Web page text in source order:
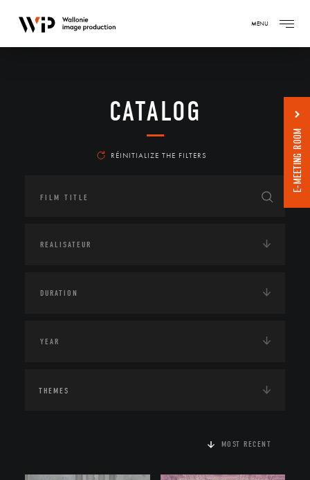
MENU
CATALOG
RÉINITIALIZE THE FILTERS
THEMES
MOST RECENT
E-MEETING ROOM